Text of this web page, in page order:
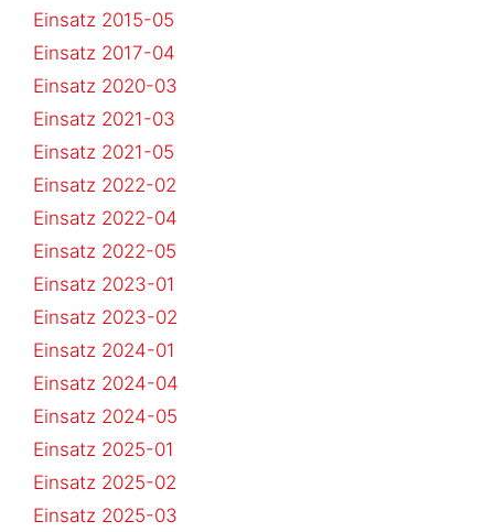
Einsatz 2015-05
Einsatz 2017-04
Einsatz 2020-03
Einsatz 2021-03
Einsatz 2021-05
Einsatz 2022-02
Einsatz 2022-04
Einsatz 2022-05
Einsatz 2023-01
Einsatz 2023-02
Einsatz 2024-01
Einsatz 2024-04
Einsatz 2024-05
Einsatz 2025-01
Einsatz 2025-02
Einsatz 2025-03